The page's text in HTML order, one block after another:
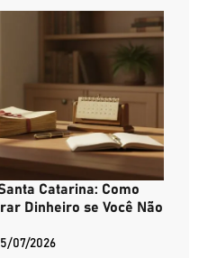
Catarina: Como
Dinheiro se Você Não
07/2026